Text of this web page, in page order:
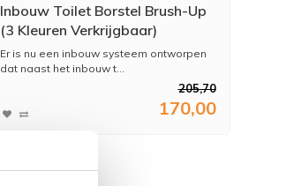
Inbouw Toilet Borstel Brush-Up
(3 Kleuren Verkrijgbaar)
Er is nu een inbouw systeem ontworpen
dat naast het inbouw t...
205,70
170,00